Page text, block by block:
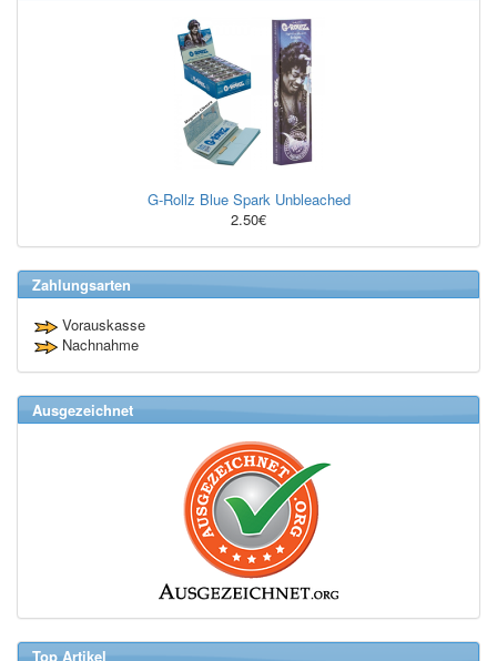
G-Rollz Blue Spark Unbleached
2.50€
Zahlungsarten
Vorauskasse
Nachnahme
Ausgezeichnet
Top Artikel